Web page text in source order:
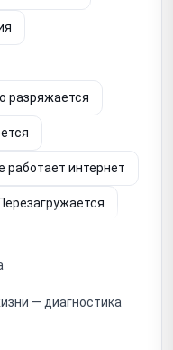
разряжается
работает интернет
— диагностика